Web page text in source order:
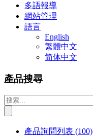
多語報導
網站管理
語言
English
繁體中文
简体中文
產品搜尋
產品詢問列表 (100)